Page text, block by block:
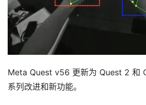
Meta Quest v56 更新为 Quest 2 和
系列改进和新功能。